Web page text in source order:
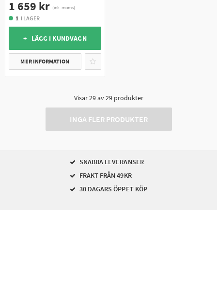
1 659 kr (ink. moms)
1 I LAGER
+ LÄGG I KUNDVAGN
MER INFORMATION
Visar29av29produkter
INGA FLER PRODUKTER
SNABBA LEVERANSER
FRAKT FRÅN 49KR
30 DAGARS ÖPPET KÖP